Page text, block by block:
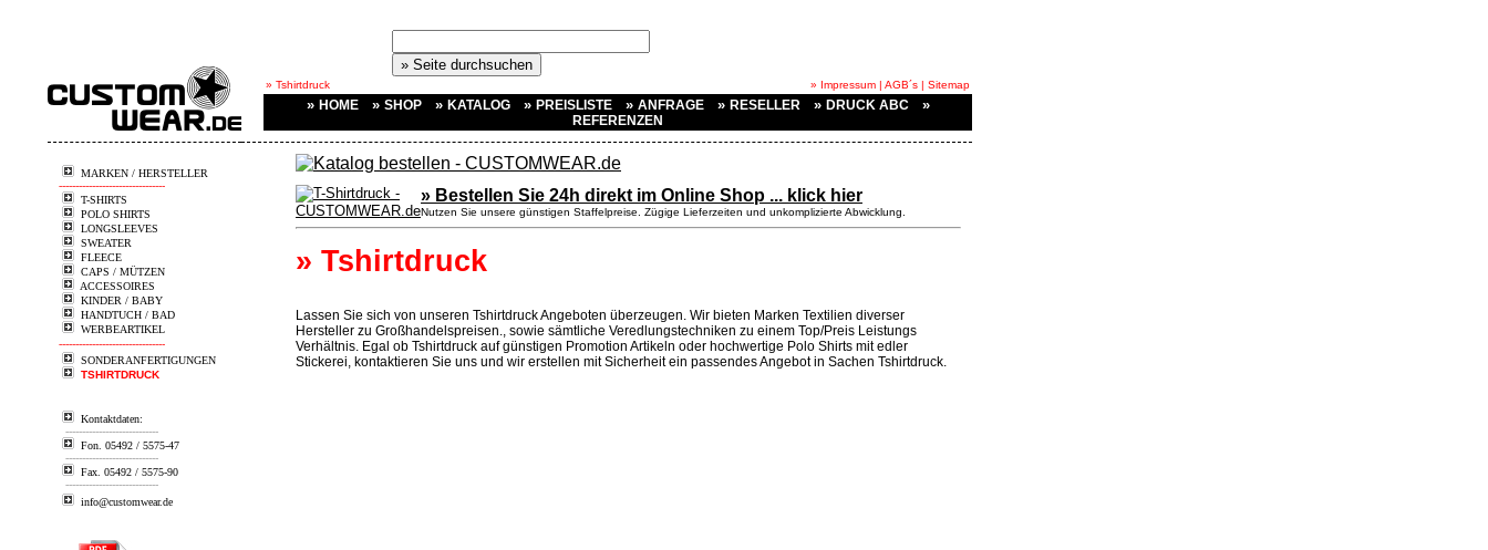
» Tshirtdruck » Impressum | AGB´s | Sitemap
» HOME » SHOP » KATALOG » PREISLISTE » ANFRAGE » RESELLER » DRUCK ABC »
REFERENZEN
MARKEN / HERSTELLER
--------------------------------
T-SHIRTS
POLO SHIRTS
LONGSLEEVES
SWEATER
FLEECE
CAPS / MÜTZEN
ACCESSOIRES
KINDER / BABY
HANDTUCH / BAD
WERBEARTIKEL
--------------------------------
SONDERANFERTIGUNGEN
TSHIRTDRUCK
Kontaktdaten:
----------------------------
Fon. 05492 / 5575-47
----------------------------
Fax. 05492 / 5575-90
----------------------------
info@customwear.de
» Bestellen Sie 24h direkt im Online Shop ... klick hier
Nutzen Sie unsere günstigen Staffelpreise. Zügige Lieferzeiten und unkomplizierte Abwicklung.
» Tshirtdruck
Lassen Sie sich von unseren Tshirtdruck Angeboten überzeugen. Wir bieten Marken Textilien diverser
Hersteller zu Großhandelspreisen., sowie sämtliche Veredlungstechniken zu einem Top/Preis Leistungs
Verhältnis. Egal ob Tshirtdruck auf günstigen Promotion Artikeln oder hochwertige Polo Shirts mit edler
Stickerei, kontaktieren Sie uns und wir erstellen mit Sicherheit ein passendes Angebot in Sachen Tshirtdruck.